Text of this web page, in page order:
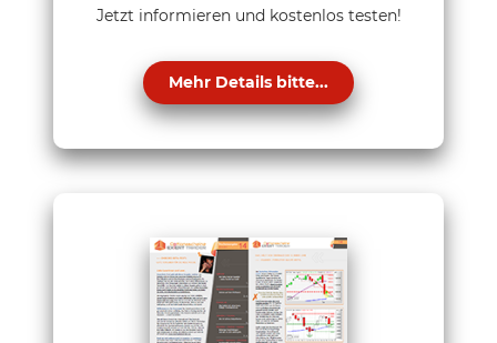
Jetzt informieren und kostenlos testen!
Mehr Details bitte...